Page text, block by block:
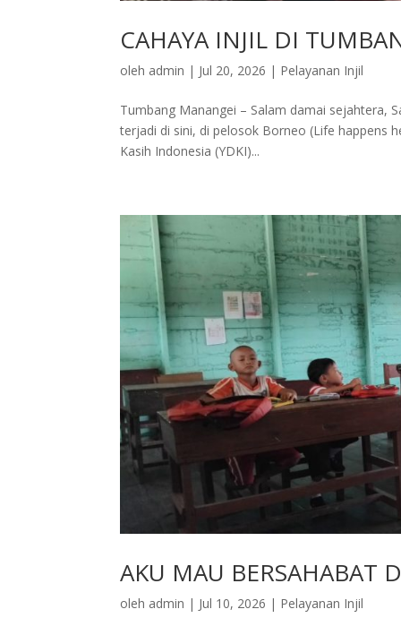
CAHAYA INJIL DI
oleh admin | Jul 20, 2026 | Pelayanan Injil
Tumbang Manangei – Salam damai sejahtera,
terjadi di sini, di pelosok Borneo (Life happens
Kasih Indonesia (YDKI)...
AKU MAU BERSAHABAT
oleh admin | Jul 10, 2026 | Pelayanan Injil